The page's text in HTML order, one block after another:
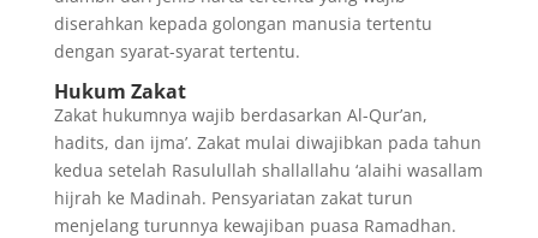
diserahkan kepada golongan manusia tertentu
dengan syarat-syarat tertentu.
Hukum Zakat
Zakat hukumnya wajib berdasarkan Al-Qur’an,
hadits, dan ijma’. Zakat mulai diwajibkan pada tahun
kedua setelah Rasulullah shallallahu ‘alaihi wasallam
hijrah ke Madinah. Pensyariatan zakat turun
menjelang turunnya kewajiban puasa Ramadhan.